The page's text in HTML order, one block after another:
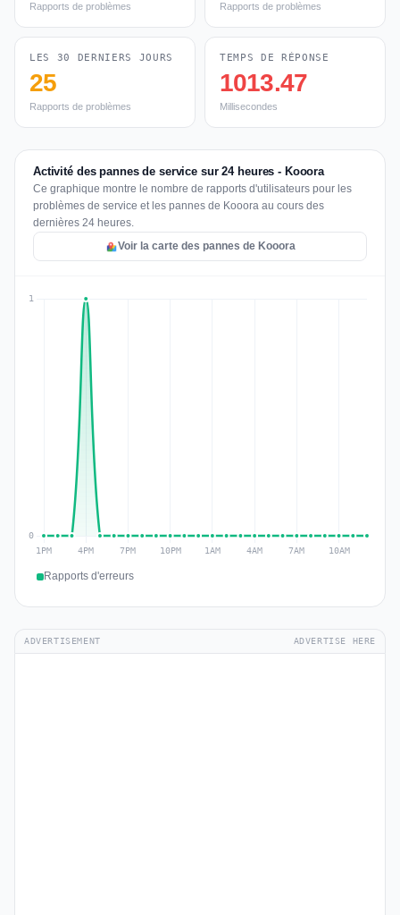
Rapports de problèmes Rapports de problèmes
LES 30 DERNIERS JOURS
25
Rapports de problèmes
TEMPS DE RÉPONSE
1013.47
Millisecondes
Activité des pannes de service sur 24 heures - Kooora
Ce graphique montre le nombre de rapports d'utilisateurs pour les
problèmes de service et les pannes de Kooora au cours des
dernières 24 heures.
Voir la carte des pannes de Kooora
Rapports d'erreurs
ADVERTISEMENT ADVERTISE HERE